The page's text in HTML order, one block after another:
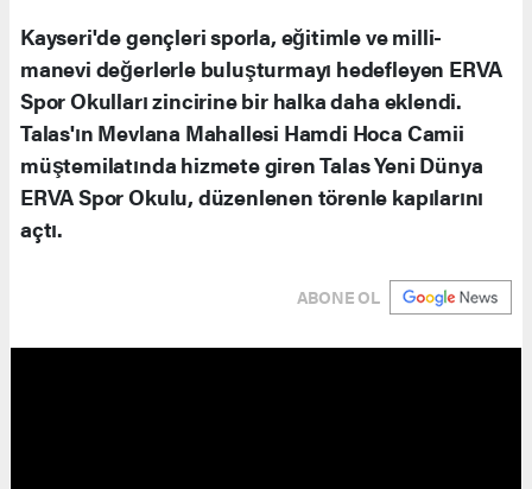
Kayseri'de gençleri sporla, eğitimle ve milli-
manevi değerlerle buluşturmayı hedefleyen ERVA
Spor Okulları zincirine bir halka daha eklendi.
Talas'ın Mevlana Mahallesi Hamdi Hoca Camii
müştemilatında hizmete giren Talas Yeni Dünya
ERVA Spor Okulu, düzenlenen törenle kapılarını
açtı.
ABONE OL